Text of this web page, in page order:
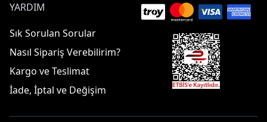
YARDIM
Sık Sorulan Sorular
Nasıl Sipariş Verebilirim?
Kargo ve Teslimat
İade, İptal ve Değişim